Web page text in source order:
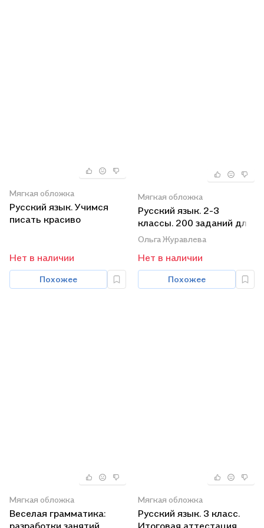
Мягкая обложка
Русский язык. Учимся
писать красиво
Нет в наличии
Похожее
Мягкая обложка
Русский язык. 2-3
классы. 200 заданий для
тематического контроля.
Разделительный мягкий
знак. Разделительный
твёрдый знак. К
учебникам Л.Я.
Ольга Журавлева
Нет в наличии
Похожее
Мягкая обложка
Веселая грамматика:
разработки занятий,
Мягкая обложка
Русский язык. 3 класс.
Итоговая аттестация.